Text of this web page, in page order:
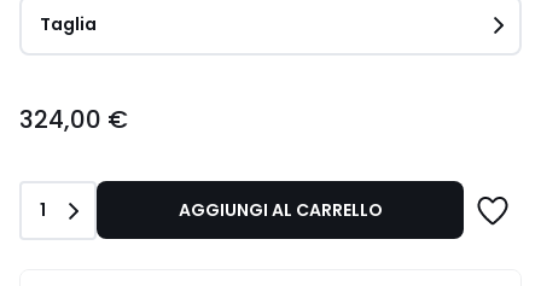
Taglia
€.
324,00 €
Quantità
1 AGGIUNGI AL CARRELLO